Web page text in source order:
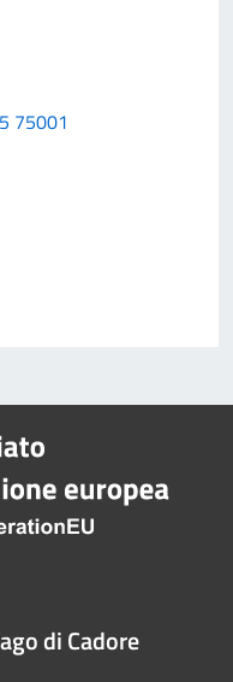
75001
di Cadore